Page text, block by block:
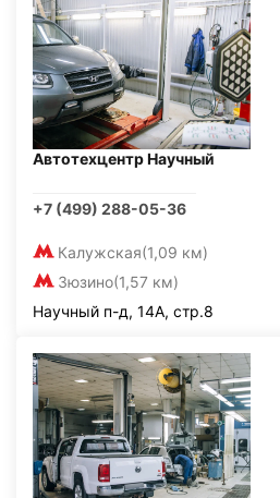
Автотехцентр Научный
+7 (499) 288-05-36
Калужская(1,09 км)
Зюзино(1,57 км)
Научный п-д, 14А, стр.8